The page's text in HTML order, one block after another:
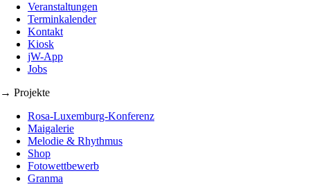
Veranstaltungen
Terminkalender
Kontakt
Kiosk
jW-App
Jobs
→ Projekte
Rosa-Luxemburg-Konferenz
Maigalerie
Melodie & Rhythmus
Shop
Fotowettbewerb
Granma